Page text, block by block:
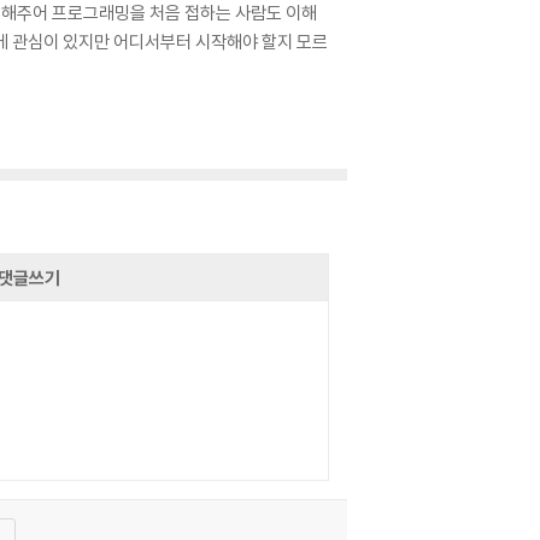
주어 프로그래밍을 처음 접하는 사람도 이해
관심이 있지만 어디서부터 시작해야 할지 모르
글쓰기